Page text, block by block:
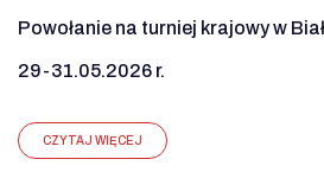
Powołanie na turniej krajowy w
29-31.05.2026 r.
CZYTAJ WIĘCEJ